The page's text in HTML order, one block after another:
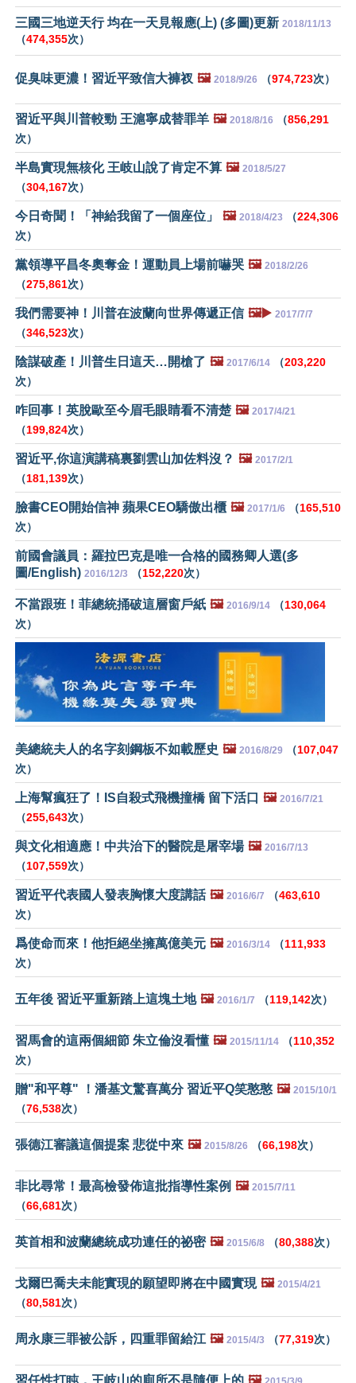
三國三地逆天行 均在一天見報應(上) (多圖)更新 2018/11/13
（474,355次）
促臭味更濃！習近平致信大褲衩 🖼️ 2018/9/26 （974,723次）
習近平與川普較勁 王滬寧成替罪羊 🖼️ 2018/8/16 （856,291
次）
半島實現無核化 王岐山說了肯定不算 🖼️ 2018/5/27
（304,167次）
今日奇聞！「神給我留了一個座位」 🖼️ 2018/4/23 （224,306
次）
黨領導平昌冬奧奪金！運動員上場前嚇哭 🖼️ 2018/2/26
（275,861次）
我們需要神！川普在波蘭向世界傳遞正信 🖼️▶️ 2017/7/7
（346,523次）
陰謀破產！川普生日這天…開槍了 🖼️ 2017/6/14 （203,220
次）
咋回事！英脫歐至今眉毛眼睛看不清楚 🖼️ 2017/4/21
（199,824次）
習近平,你這演講稿裏劉雲山加佐料沒？ 🖼️ 2017/2/1
（181,139次）
臉書CEO開始信神 蘋果CEO驕傲出櫃 🖼️ 2017/1/6 （165,510
次）
前國會議員：羅拉巴克是唯一合格的國務卿人選(多
圖/English) 2016/12/3 （152,220次）
不當跟班！菲總統捅破這層窗戶紙 🖼️ 2016/9/14 （130,064
次）
美總統夫人的名字刻鋼板不如載歷史 🖼️ 2016/8/29 （107,047
次）
上海幫瘋狂了！IS自殺式飛機撞橋 留下活口 🖼️ 2016/7/21
（255,643次）
與文化相適應！中共治下的醫院是屠宰場 🖼️ 2016/7/13
（107,559次）
習近平代表國人發表胸懷大度講話 🖼️ 2016/6/7 （463,610
次）
爲使命而來！他拒絕坐擁萬億美元 🖼️ 2016/3/14 （111,933
次）
五年後 習近平重新踏上這塊土地 🖼️ 2016/1/7 （119,142次）
習馬會的這兩個細節 朱立倫沒看懂 🖼️ 2015/11/14 （110,352
次）
贈"和平尊" ！潘基文驚喜萬分 習近平Q笑憨憨 🖼️ 2015/10/1
（76,538次）
張德江審議這個提案 悲從中來 🖼️ 2015/8/26 （66,198次）
非比尋常！最高檢發佈這批指導性案例 🖼️ 2015/7/11
（66,681次）
英首相和波蘭總統成功連任的祕密 🖼️ 2015/6/8 （80,388次）
戈爾巴喬夫未能實現的願望即將在中國實現 🖼️ 2015/4/21
（80,581次）
周永康三罪被公訴，四重罪留給江 🖼️ 2015/4/3 （77,319次）
習任性打盹，王岐山的廁所不是隨便上的 🖼️